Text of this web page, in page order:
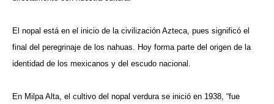
El nopal está en el inicio de la civilización Azteca, pues significó el
final del peregrinaje de los nahuas. Hoy forma parte del origen de la
identidad de los mexicanos y del escudo nacional.
En Milpa Alta, el cultivo del nopal verdura se inició en 1938, “fue